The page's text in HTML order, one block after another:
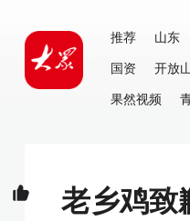
推荐 山东
国资
开放
果然视频
老乡鸡致